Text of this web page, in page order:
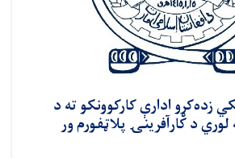
زده‌کړو ادارې کارکوونکو ته د
د کارآفرینۍ پلاټفورم ور